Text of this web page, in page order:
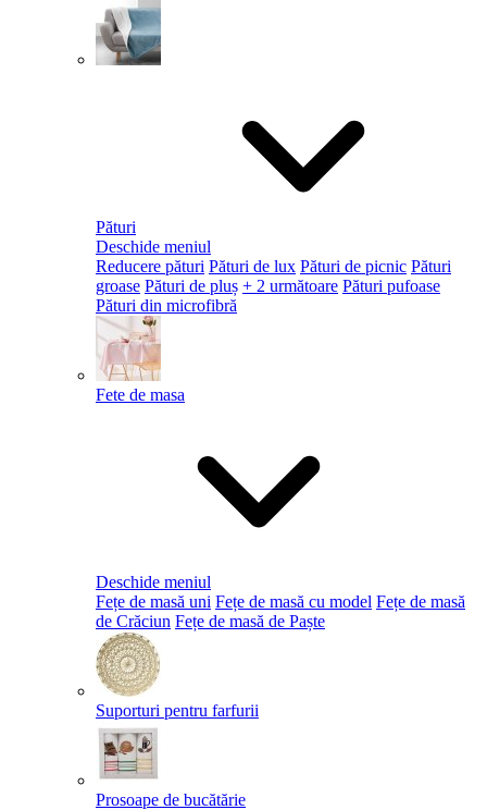
Pături
Deschide meniul
Reducere pături Pături de lux Pături de picnic Pături
groase Pături de pluș + 2 următoare Pături pufoase
Pături din microfibră
Fete de masa
Deschide meniul
Fețe de masă uni Fețe de masă cu model Fețe de masă
de Crăciun Fețe de masă de Paște​
Suporturi pentru farfurii
Prosoape de bucătărie